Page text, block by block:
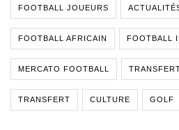
FOOTBALL JOUEURS
FOOTBALL AFRICAIN FOOTBALL
MERCATO FOOTBALL
TRANSFERT CULTURE GOLF